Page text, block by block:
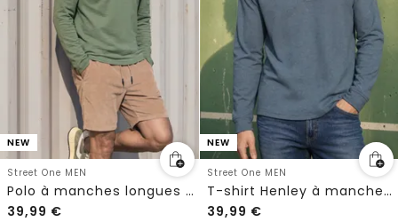
NEW
Street One MEN
Polo à manches longues avec poche
39,99 €
NEW
Street One MEN
T-shirt Henley à manches longues, effet chiné
39,99 €